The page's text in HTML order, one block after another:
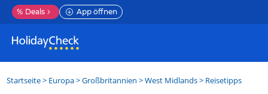
% Deals App öffnen
Startseite> Europa>Großbritannien >West Midlands> Reisetipps